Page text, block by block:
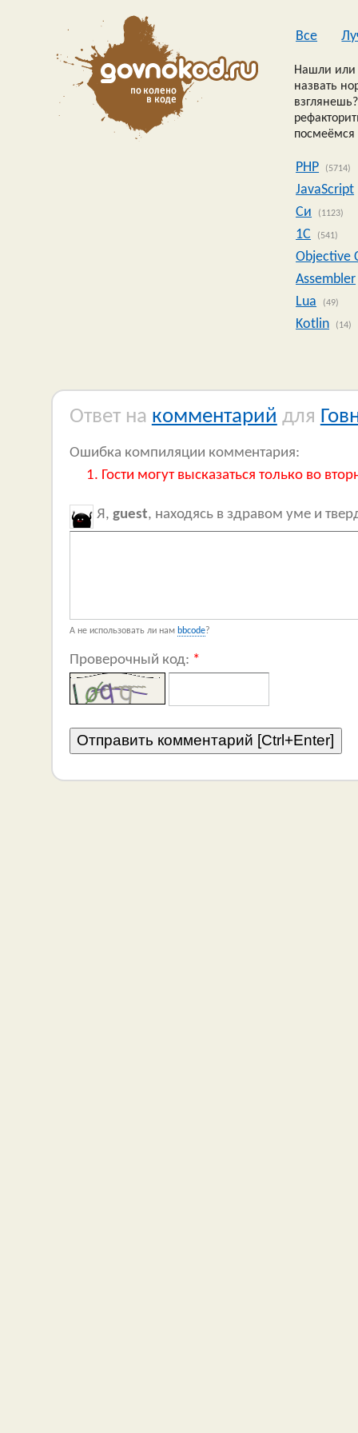
Все
Нашли или
назвать
посмеёмся
PHP (5714)
JavaScript
Си
(1123)
1C (541)
Objective
Assembler
Lua
(49)
Kotlin (14)
Ответ на комментарий для
Ошибка компиляции комментария:
Гости могут высказаться только во
Я, guest, находясь в здравом уме и
А не использовать ли нам bbcode?
Проверочный код: *